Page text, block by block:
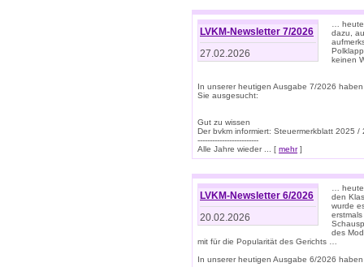
LVKM-Newsletter 7/2026
27.02.2026
…
dazu,
keinen
In unserer heutigen Ausgabe 7/2026
Sie ausgesucht:
Gut zu wissen
Der bvkm informiert: Steuermerkblatt 2025 /
-------------------------
Alle Jahre wieder ... [ mehr]
LVKM-Newsletter 6/2026
20.02.2026
…
den
wurde
des
mit für die Popularität des Gerichts …
In unserer heutigen Ausgabe 6/2026